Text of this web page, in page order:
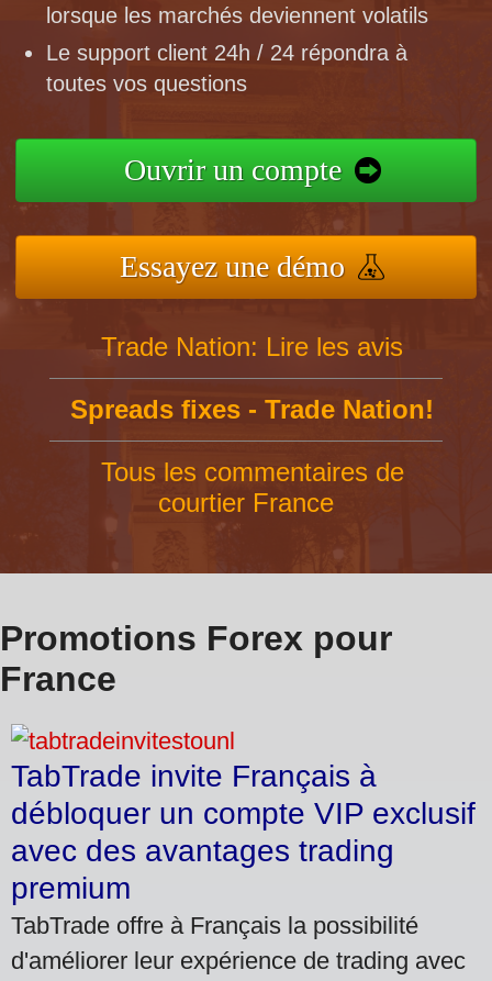
lorsque les marchés deviennent volatils
Le support client 24h / 24 répondra à
toutes vos questions
Ouvrir un compte
Essayez une démo
Trade Nation: Lire les avis
Spreads fixes - Trade Nation!
Tous les commentaires de
courtier France
Promotions Forex pour
France
TabTrade invite Français à
débloquer un compte VIP exclusif
avec des avantages trading
premium
TabTrade offre à Français la possibilité
d'améliorer leur expérience de trading avec